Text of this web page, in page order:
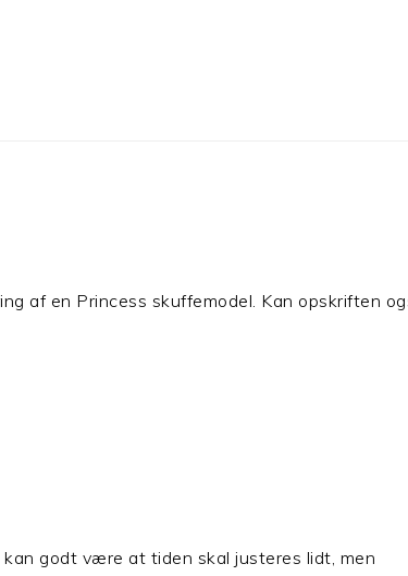
af en Princess skuffemodel. Kan opskriften
godt være at tiden skal justeres lidt, men